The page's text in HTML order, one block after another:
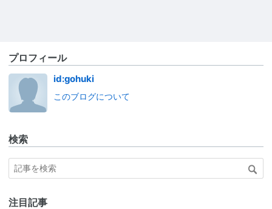
プロフィール
id:gohuki
このブログについて
検索
注目記事